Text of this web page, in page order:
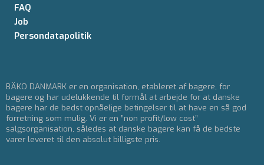
FAQ
Job
Persondatapolitik
BÄKO DANMARK er en organisation, etableret af bagere, for
bagere og har udelukkende til formål at arbejde for at danske
bagere har de bedst opnåelige betingelser til at have en så god
forretning som mulig. Vi er en ”non profit/low cost”
salgsorganisation, således at danske bagere kan få de bedste
varer leveret til den absolut billigste pris.